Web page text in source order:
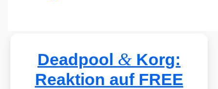
Deadpool & Korg:
Reaktion auf FREE